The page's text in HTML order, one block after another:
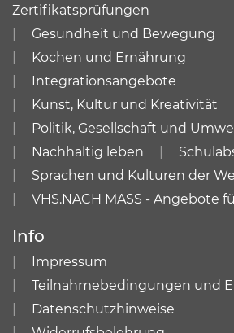
Zertifikatsprüfungen
Gesundheit und Bewegung
Kochen und Ernährung
Integrationsangebote
Kunst, Kultur und Kreativität
Politik, Gesellschaft und
Nachhaltig leben
Sprachen und Kulturen der
VHS.NACH MASS - Angebote
Info
Impressum
Teilnahmebedingungen und
Datenschutzhinweise